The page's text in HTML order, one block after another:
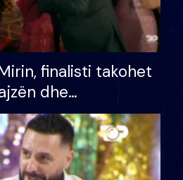
finalisti takohet
dhe
ndonjë letër